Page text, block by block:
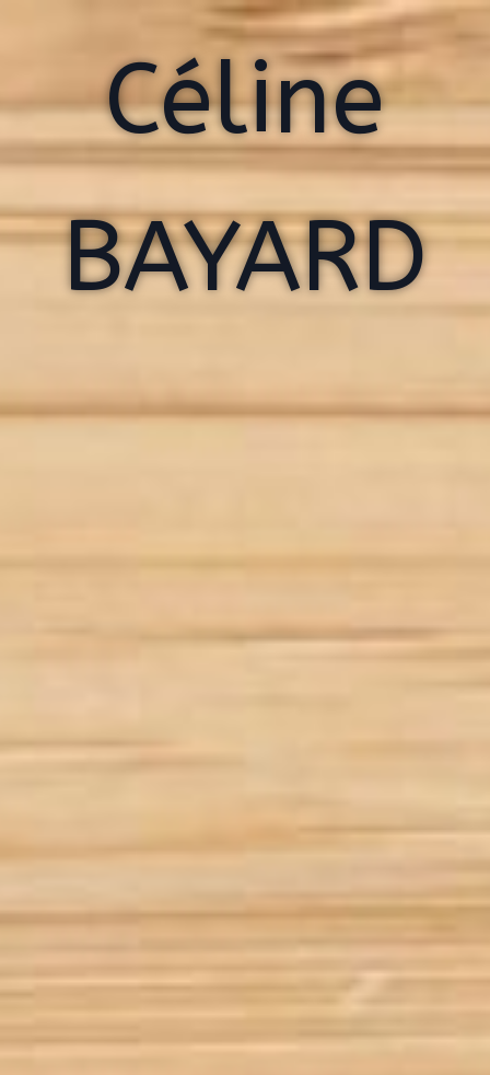
Céline
BAYARD